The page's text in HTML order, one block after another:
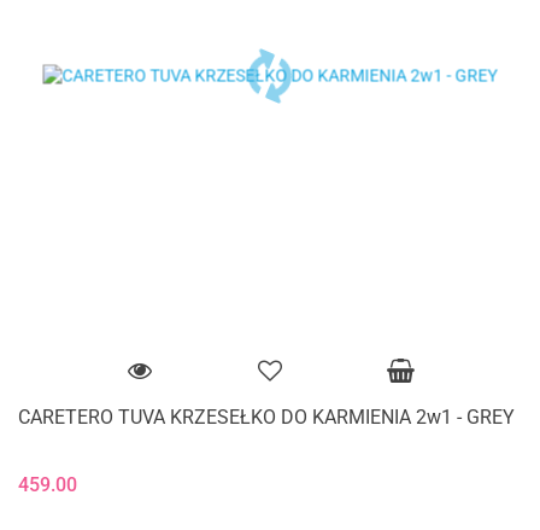
CARETERO TUVA KRZESEŁKO DO KARMIENIA 2w1 - GREY
459.00